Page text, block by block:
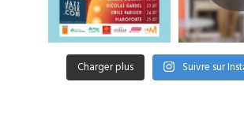
Charger plus Suivre sur